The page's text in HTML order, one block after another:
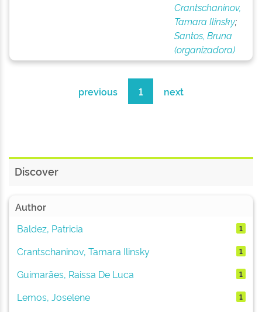
Crantschaninov,
Tamara Ilinsky;
Santos, Bruna
(organizadora)
previous 1 next
Discover
Author
Baldez, Patricia
1
Crantschaninov, Tamara Ilinsky 1
Guimarães, Raissa De Luca 1
Lemos, Joselene 1